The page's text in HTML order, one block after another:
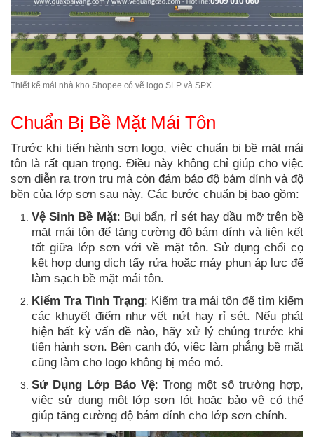
Thiết kế mái nhà kho Shopee có vẽ logo SLP và SPX
Chuẩn Bị Bề Mặt Mái Tôn
Trước khi tiến hành sơn logo, việc chuẩn bị bề mặt mái
tôn là rất quan trọng. Điều này không chỉ giúp cho việc
sơn diễn ra trơn tru mà còn đảm bảo độ bám dính và độ
bền của lớp sơn sau này. Các bước chuẩn bị bao gồm:
Vệ Sinh Bề Mặt: Bụi bẩn, rỉ sét hay dầu mỡ trên bề
mặt mái tôn để tăng cường độ bám dính và liên kết
tốt giữa lớp sơn với về mặt tôn. Sử dụng chổi cọ
kết hợp dung dịch tẩy rửa hoặc máy phun áp lực để
làm sạch bề mặt mái tôn.
Kiểm Tra Tình Trạng: Kiểm tra mái tôn để tìm kiếm
các khuyết điểm như vết nứt hay rỉ sét. Nếu phát
hiện bất kỳ vấn đề nào, hãy xử lý chúng trước khi
tiến hành sơn. Bên cạnh đó, việc làm phẳng bề mặt
cũng làm cho logo không bị méo mó.
Sử Dụng Lớp Bảo Vệ: Trong một số trường hợp,
việc sử dụng một lớp sơn lót hoặc bảo vệ có thể
giúp tăng cường độ bám dính cho lớp sơn chính.